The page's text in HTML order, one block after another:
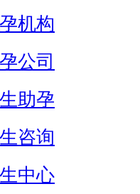
机构
公司
助孕
咨询
中心